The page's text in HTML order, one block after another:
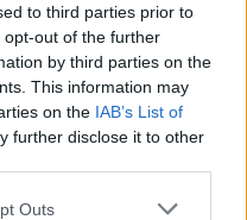
to third parties prior to
out of the further
by third parties on the
This information may
on the IAB’s List of
further disclose it to other
one or more Google
Outs
κάθε μια από τις 5
μας και περιλαμβάνουν
όπως επίσης και
Continental GT)
. Σε